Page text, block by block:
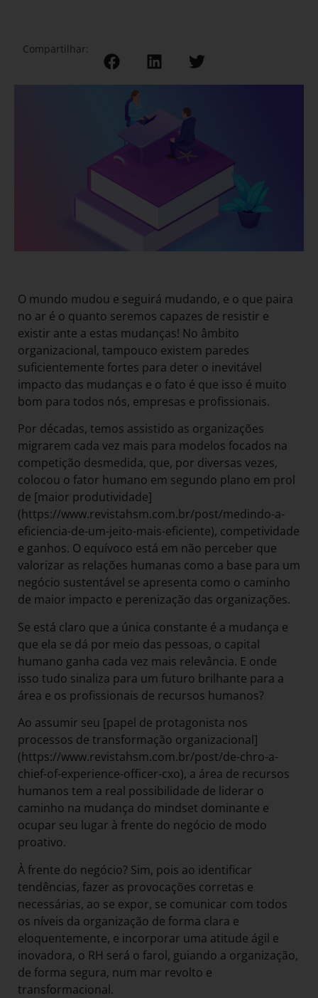
Compartilhar:
O mundo mudou e seguirá mudando, e o que paira
no ar é o quanto seremos capazes de resistir e
existir ante a estas mudanças! No âmbito
organizacional, tampouco existem paredes
suficientemente fortes para deter o inevitável
impacto das mudanças e o fato é que isso é muito
bom para todos nós, empresas e profissionais.
Por décadas, temos assistido as organizações
migrarem cada vez mais para modelos focados na
competição desmedida, que, por diversas vezes,
colocou o fator humano em segundo plano em prol
de [maior produtividade]
(https://www.revistahsm.com.br/post/medindo-a-
eficiencia-de-um-jeito-mais-eficiente), competividade
e ganhos. O equívoco está em não perceber que
valorizar as relações humanas como a base para um
negócio sustentável se apresenta como o caminho
de maior impacto e perenização das organizações.
Se está claro que a única constante é a mudança e
que ela se dá por meio das pessoas, o capital
humano ganha cada vez mais relevância. E onde
isso tudo sinaliza para um futuro brilhante para a
área e os profissionais de recursos humanos?
Ao assumir seu [papel de protagonista nos
processos de transformação organizacional]
(https://www.revistahsm.com.br/post/de-chro-a-
chief-of-experience-officer-cxo), a área de recursos
humanos tem a real possibilidade de liderar o
caminho na mudança do mindset dominante e
ocupar seu lugar à frente do negócio de modo
proativo.
À frente do negócio? Sim, pois ao identificar
tendências, fazer as provocações corretas e
necessárias, ao se expor, se comunicar com todos
os níveis da organização de forma clara e
eloquentemente, e incorporar uma atitude ágil e
inovadora, o RH será o farol, guiando a organização,
de forma segura, num mar revolto e
transformacional.